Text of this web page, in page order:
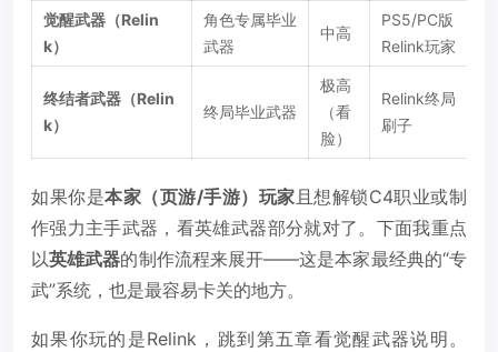
觉醒武器（Relin
k）
角色专属毕业
武器
中高
PS5/PC版
Relink玩家
终结者武器（Relin
k）
终局毕业武器
极高
（看
脸）
Relink终局
刷子
如果你是本家（页游/手游）玩家 且想解锁C4职业或制
作强力主手武器，看英雄武器部分就对了。下面我重点
以英雄武器的制作流程来展开——这是本家最经典的“专
武”系统，也是最容易卡关的地方。
如果你玩的是Relink，跳到第五章看觉醒武器说明。